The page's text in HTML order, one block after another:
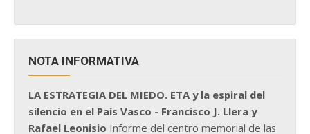
NOTA INFORMATIVA
LA ESTRATEGIA DEL MIEDO. ETA y la espiral del
silencio en el País Vasco - Francisco J. Llera y
Rafael Leonisio Informe del centro memorial de las